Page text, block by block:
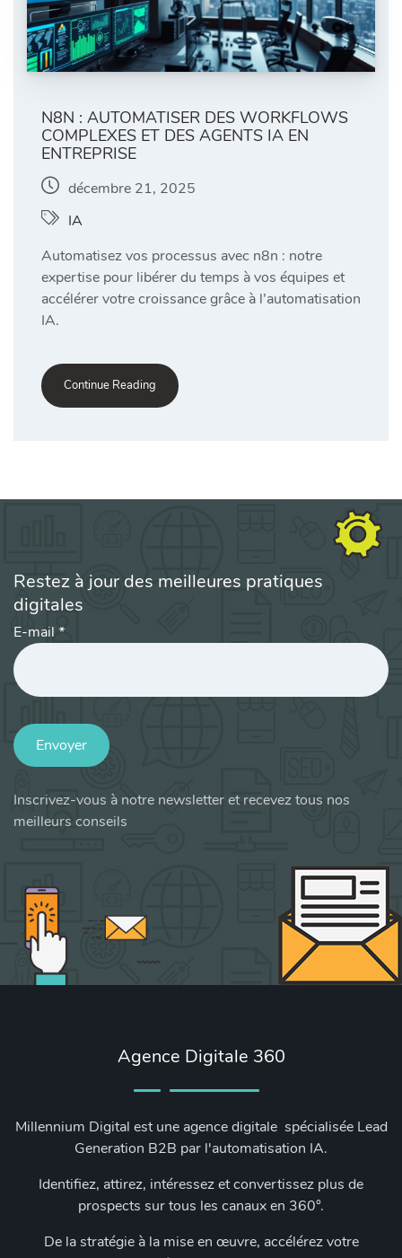
N8N : AUTOMATISER DES WORKFLOWS
COMPLEXES ET DES AGENTS IA EN
ENTREPRISE
décembre 21, 2025
IA
Automatisez vos processus avec n8n : notre
expertise pour libérer du temps à vos équipes et
accélérer votre croissance grâce à l’automatisation
IA.
Continue Reading
Restez à jour des meilleures pratiques
digitales
E-mail *
Envoyer
Inscrivez-vous à notre newsletter et recevez tous nos
meilleurs conseils
Agence Digitale 360
Millennium Digital est une agence digitale spécialisée Lead
Generation B2B par l'automatisation IA.
Identifiez, attirez, intéressez et convertissez plus de
prospects sur tous les canaux en 360°.
De la stratégie à la mise en œuvre, accélérez votre